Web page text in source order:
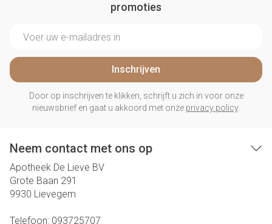
promoties
Inschrijven
Door op inschrijven te klikken, schrijft u zich in voor onze
nieuwsbrief en gaat u akkoord met onze privacy policy.
Neem contact met ons op
Apotheek De Lieve BV
Grote Baan 291
9930 Lievegem
Telefoon: 093725707